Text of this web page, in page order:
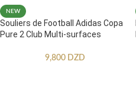
NEW
Souliers de Football Adidas Copa
Pure 2 Club Multi-surfaces
9,800 DZD